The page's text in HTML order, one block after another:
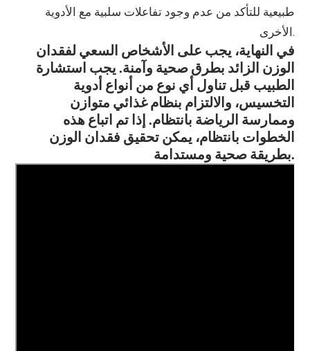
طبيعية للتأكد من عدم وجود تفاعلات سلبية مع الأدوية
الأخرى.
في النهاية، يجب على الأشخاص السعي لفقدان
الوزن الزائد بطرق صحية وآمنة. يجب استشارة
الطبيب قبل تناول أي نوع من أنواع أدوية
التخسيس، والالتزام بنظام غذائي متوازن
وممارسة الرياضة بانتظام. إذا تم اتباع هذه
الخطوات بانتظام، يمكن تحقيق فقدان الوزن
بطريقة صحية ومستدامة.